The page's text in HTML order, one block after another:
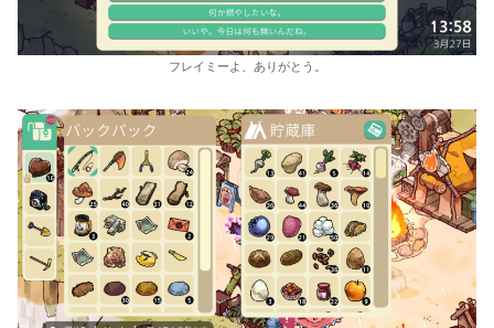
フレイミーよ、ありがとう。